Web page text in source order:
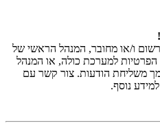
רשום ו/או מחובר, המנהל הראשי של
למערכת כולה, או המנהל
משליחת הודעות. צור קשר עם
נוסף.